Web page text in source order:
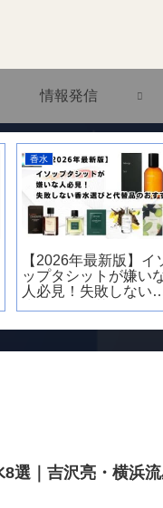
情報発信
香水
【2026年最新版】イ
ップタシットが嫌い
人必見！失敗しない
選｜吉沢亮・横浜